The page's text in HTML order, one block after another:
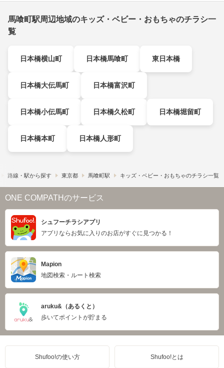
馬喰町駅周辺地域のキッズ・ベビー・おもちゃのチラシ一
覧
日本橋横山町 日本橋馬喰町 東日本橋
日本橋大伝馬町 日本橋富沢町
日本橋小伝馬町 日本橋久松町 日本橋堀留町
日本橋本町 日本橋人形町
路線・駅から探す 東京都 馬喰町駅 キッズ・ベビー・おもちゃのチラシ一覧
ONE COMPATHのサービス
シュフーチラシアプリ
アプリならお気に入りのお店がすぐに見つかる！
Mapion
地図検索・ルート検索
aruku&（あるくと）
歩いてポイントが貯まる
Shufoo!の使い方 Shufoo!とは